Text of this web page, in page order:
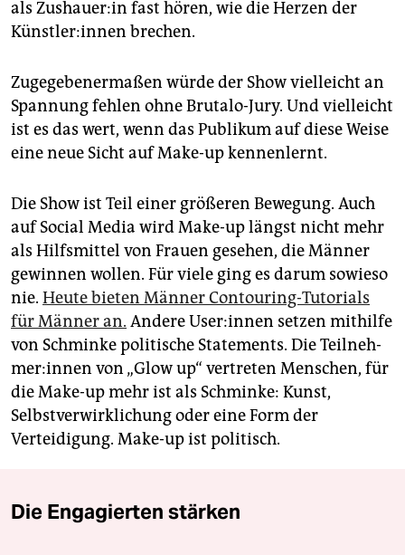
als Zu­shaue­r:in fast hören, wie die Herzen der
Künst­le­r:in­nen brechen.
Zugegebenermaßen würde der Show vielleicht an
Spannung fehlen ohne Brutalo-Jury. Und vielleicht
ist es das wert, wenn das Publikum auf diese Weise
eine neue Sicht auf Make-up kennenlernt.
Die Show ist Teil einer größeren Bewegung. Auch
auf Social Media wird Make-up längst nicht mehr
als Hilfsmittel von Frauen gesehen, die Männer
gewinnen wollen. Für viele ging es darum sowieso
nie. Heute bieten Männer Contouring-Tutorials
für Männer an. Andere Use­r:in­nen setzen mithilfe
von Schminke politische Statements. Die Teil­neh­
me­r:in­nen von „Glow up“ vertreten Menschen, für
die Make-up mehr ist als Schminke: Kunst,
Selbstverwirklichung oder eine Form der
Verteidigung. Make-up ist politisch.
Die Engagierten stärken